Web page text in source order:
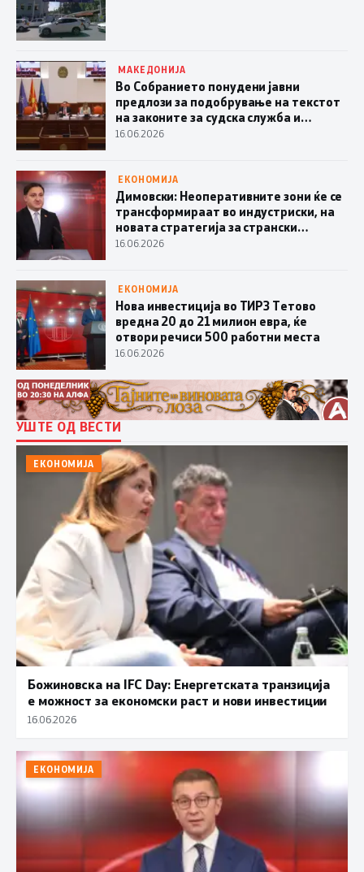
МАКЕДОНИЈА
Во Собранието понудени јавни
предлози за подобрување на текстот
на законите за судска служба и
јавнообвинителска служба
16.06.2026
ЕКОНОМИЈА
Димовски: Неоперативните зони ќе се
трансформираат во индустриски, на
новата стратегија за странски
инвестиции се работи од 2025 година
16.06.2026
ЕКОНОМИЈА
Нова инвестиција во ТИРЗ Тетово
вредна 20 до 21 милион евра, ќе
отвори речиси 500 работни места
16.06.2026
УШТЕ ОД ВЕСТИ
ЕКОНОМИЈА
Божиновска на IFC Day: Енергетската транзиција
е можност за економски раст и нови инвестиции
16.06.2026
ЕКОНОМИЈА